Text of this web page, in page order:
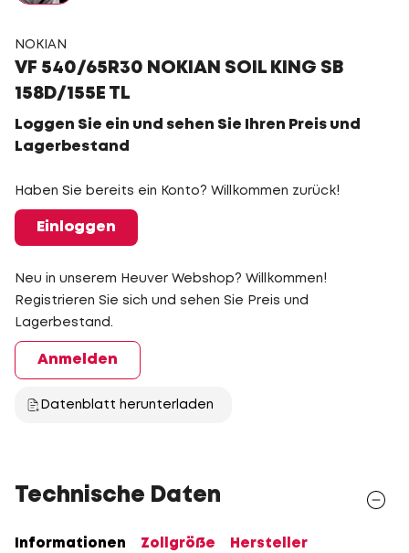
NOKIAN
VF 540/65R30 NOKIAN SOIL KING SB
158D/155E TL
Loggen Sie ein und sehen Sie Ihren Preis und
Lagerbestand
Haben Sie bereits ein Konto? Willkommen zurück!
Einloggen
Neu in unserem Heuver Webshop? Willkommen!
Registrieren Sie sich und sehen Sie Preis und
Lagerbestand.
Anmelden
Datenblatt herunterladen
Technische Daten
Informationen Zollgröße Hersteller